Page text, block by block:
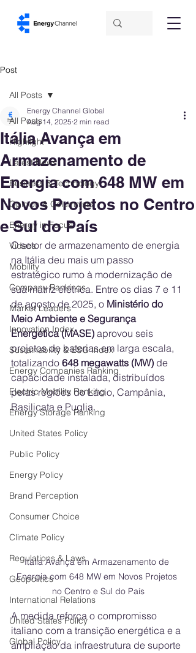
Post
All Posts
Highlight
Latest News
Business & Technology
Opinion & Columnists
Energy in Focus
Videos
Mobility
Company Rankings
Market Leaders
Innovation Index
Sustainability & ESG Index
Energy Companies Ranking
Electric Mobility Ranking
Energy Storage Ranking
United States Policy
Public Policy
Energy Policy
Brand Perception
Consumer Choice
Climate Policy
Regulations & Laws
Geopolitics
International Relations
United States Policy
Global Policy
All Posts
Itália Avança em
Armazenamento de
Energia com 648 MW em
Novos Projetos no Centro
e Sul do País
Energy Channel Global
Aug 14, 2025 2 min read
O setor de armazenamento de energia
na Itália deu mais um passo
estratégico rumo à modernização de
sua matriz elétrica. Entre os dias 7 e 11
de agosto de 2025, o Ministério do
Meio Ambiente e Segurança
Energética (MASE) aprovou seis
projetos de baterias em larga escala,
totalizando 648 megawatts (MW) de
capacidade instalada, distribuídos
pelas regiões do Lácio, Campânia,
Basilicata e Puglia.
Itália Avança em Armazenamento de
Energia com 648 MW em Novos Projetos
no Centro e Sul do País
A medida reforça o compromisso
italiano com a transição energética e a
ampliação da infraestrutura de suporte